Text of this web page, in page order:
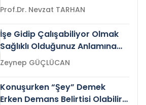
Prof.Dr. Nevzat TARHAN
İşe Gidip Çalışabiliyor Olmak
Sağlıklı Olduğunuz Anlamına
Gelir mi?Zeynep GÜÇLÜCAN
Konuşurken “Şey” Demek
Erken Demans Belirtisi Olabilir